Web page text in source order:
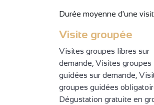
Durée moyenne d'une
Visite groupée
Visites groupes libres sur
demande, Visites groupes
guidées sur demande,
groupes guidées
Dégustation gratuite en